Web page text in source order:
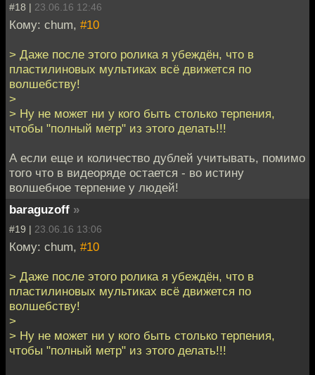
#18 | 23.06.16 12:46
Кому: chum, #10
> Даже после этого ролика я убеждён, что в
пластилиновых мультиках всё движется по
волшебству!
>
> Ну не может ни у кого быть столько терпения,
чтобы "полный метр" из этого делать!!!
А если еще и количество дублей учитывать, помимо
того что в видеоряде остается - во истину
волшебное терпение у людей!
baraguzoff »
#19 | 23.06.16 13:06
Кому: chum, #10
> Даже после этого ролика я убеждён, что в
пластилиновых мультиках всё движется по
волшебству!
>
> Ну не может ни у кого быть столько терпения,
чтобы "полный метр" из этого делать!!!